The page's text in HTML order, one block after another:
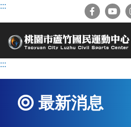
跳
容
:::
:::
最新消息